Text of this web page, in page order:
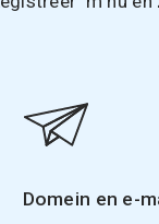
Domein en e-